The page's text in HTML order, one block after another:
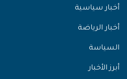
أخبار سياسية
أخبار الرياضة
السياسة
أبرز الأخبار